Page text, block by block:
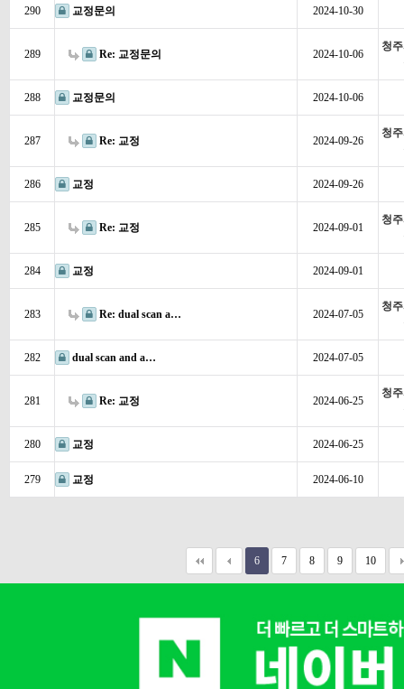
290 교정문의 2024-10-30
289 Re: 교정문의 2024-10-06
청
288 교정문의 2024-10-06
287 Re: 교정 2024-09-26
청
286 교정 2024-09-26
285 Re: 교정 2024-09-01
청
284 교정 2024-09-01
283 Re: dual scan a… 2024-07-05
청
282 dual scan and a… 2024-07-05
281 Re: 교정 2024-06-25
청
280 교정 2024-06-25
279 교정 2024-06-10
6 7 8 9 10